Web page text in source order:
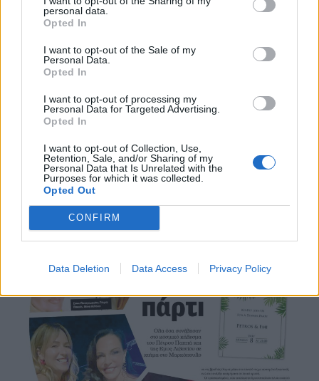
personal data.
Opted In
I want to opt-out of the Sale of my
Personal Data.
Opted In
I want to opt-out of processing my
Personal Data for Targeted Advertising.
Opted In
I want to opt-out of Collection, Use,
Retention, Sale, and/or Sharing of my
Personal Data that Is Unrelated with the
Purposes for which it was collected.
Opted Out
CONFIRM
Data Deletion Data Access Privacy Policy